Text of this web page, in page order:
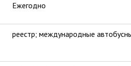
Ежегодно
реестр; международные